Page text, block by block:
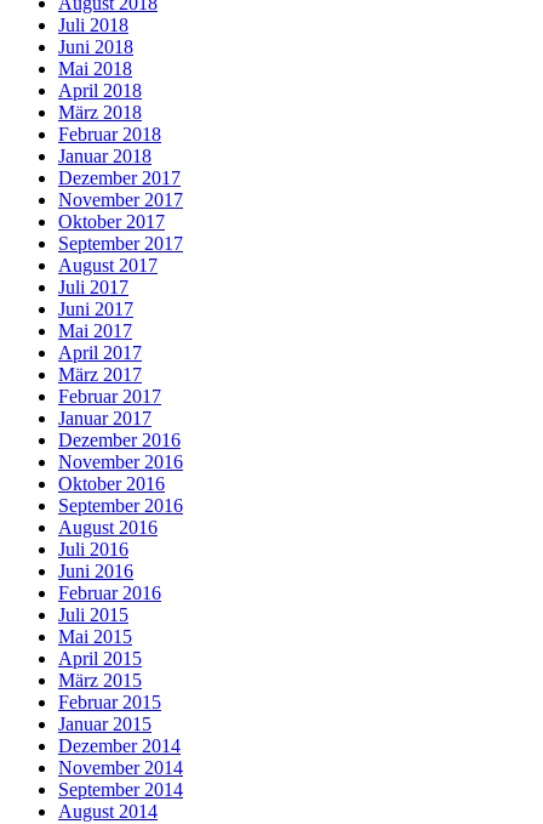
Juli 2018
Juni 2018
Mai 2018
April 2018
März 2018
Februar 2018
Januar 2018
Dezember 2017
November 2017
Oktober 2017
September 2017
August 2017
Juli 2017
Juni 2017
Mai 2017
April 2017
März 2017
Februar 2017
Januar 2017
Dezember 2016
November 2016
Oktober 2016
September 2016
August 2016
Juli 2016
Juni 2016
Februar 2016
Juli 2015
Mai 2015
April 2015
März 2015
Februar 2015
Januar 2015
Dezember 2014
November 2014
September 2014
August 2014